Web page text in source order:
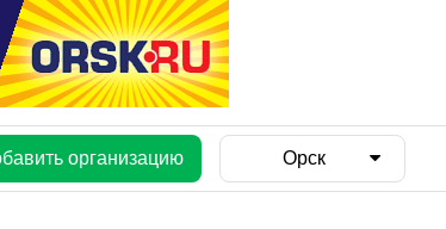
организацию Орск